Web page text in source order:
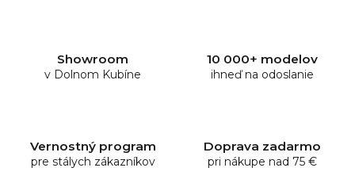
Showroom
v Dolnom Kubíne
10 000+ modelov
ihneď na odoslanie
Vernostný program
pre stálych zákazníkov
Doprava zadarmo
pri nákupe nad 75 €